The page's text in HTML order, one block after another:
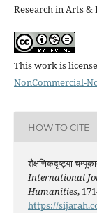
Research in Arts &
This work is
NonCommercial-
HOW TO CITE
शैक्षणिकदृष्ट्या
International
Humanities,
https://